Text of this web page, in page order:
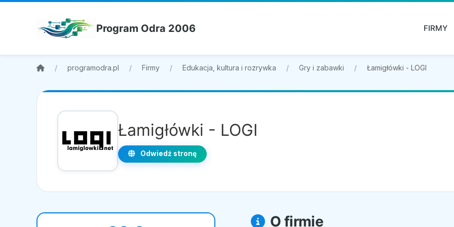
Program Odra 2006 FIRMY
programodra.pl Firmy Edukacja, kultura i rozrywka Gry i zabawki Łamigłówki - LOGI
Łamigłówki - LOGI
Odwiedź stronę
O firmie